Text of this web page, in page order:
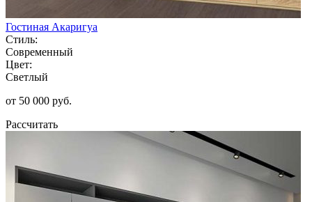
Гостиная Акаригуа
Стиль:
Современный
Цвет:
Светлый
от 50 000 руб.
Рассчитать